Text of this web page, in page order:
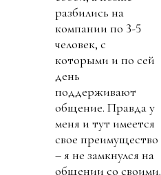
разбились на
компании по 3-5
человек, с
которыми и по сей
день
поддерживают
общение. Правда у
меня и тут имеется
свое преимущество
– я не замкнулся на
общении со своими.